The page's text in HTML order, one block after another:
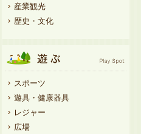
産業観光
歴史・文化
スポーツ
遊具・健康器具
レジャー
広場